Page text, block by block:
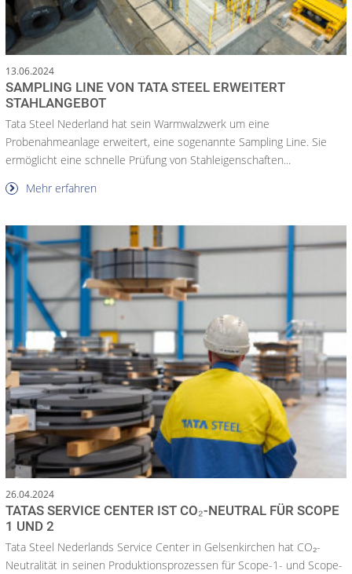
13.06.2024
SAMPLING LINE VON TATA STEEL ERWEITERT
STAHLANGEBOT
Tata Steel Nederland hat sein Warmwalzwerk um eine
Probenahmeanlage erweitert, eine sogenannte Sampling Line. Sie
ermöglicht eine schnelle Prüfung von Stahleigenschaften...
Mehr erfahren
26.04.2024
TATAS SERVICE CENTER IST CO₂-NEUTRAL FÜR SCOPE
1 UND 2
Tata Steel Nederlands Service Center in Gelsenkirchen hat CO₂-
Neutralität in seinen Produktionsprozessen für Scope-1- und Scope-